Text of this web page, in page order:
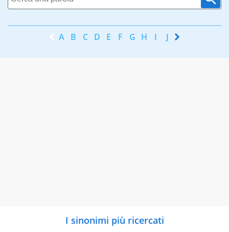
A B C D E F G H I J K
I sinonimi più ricercati